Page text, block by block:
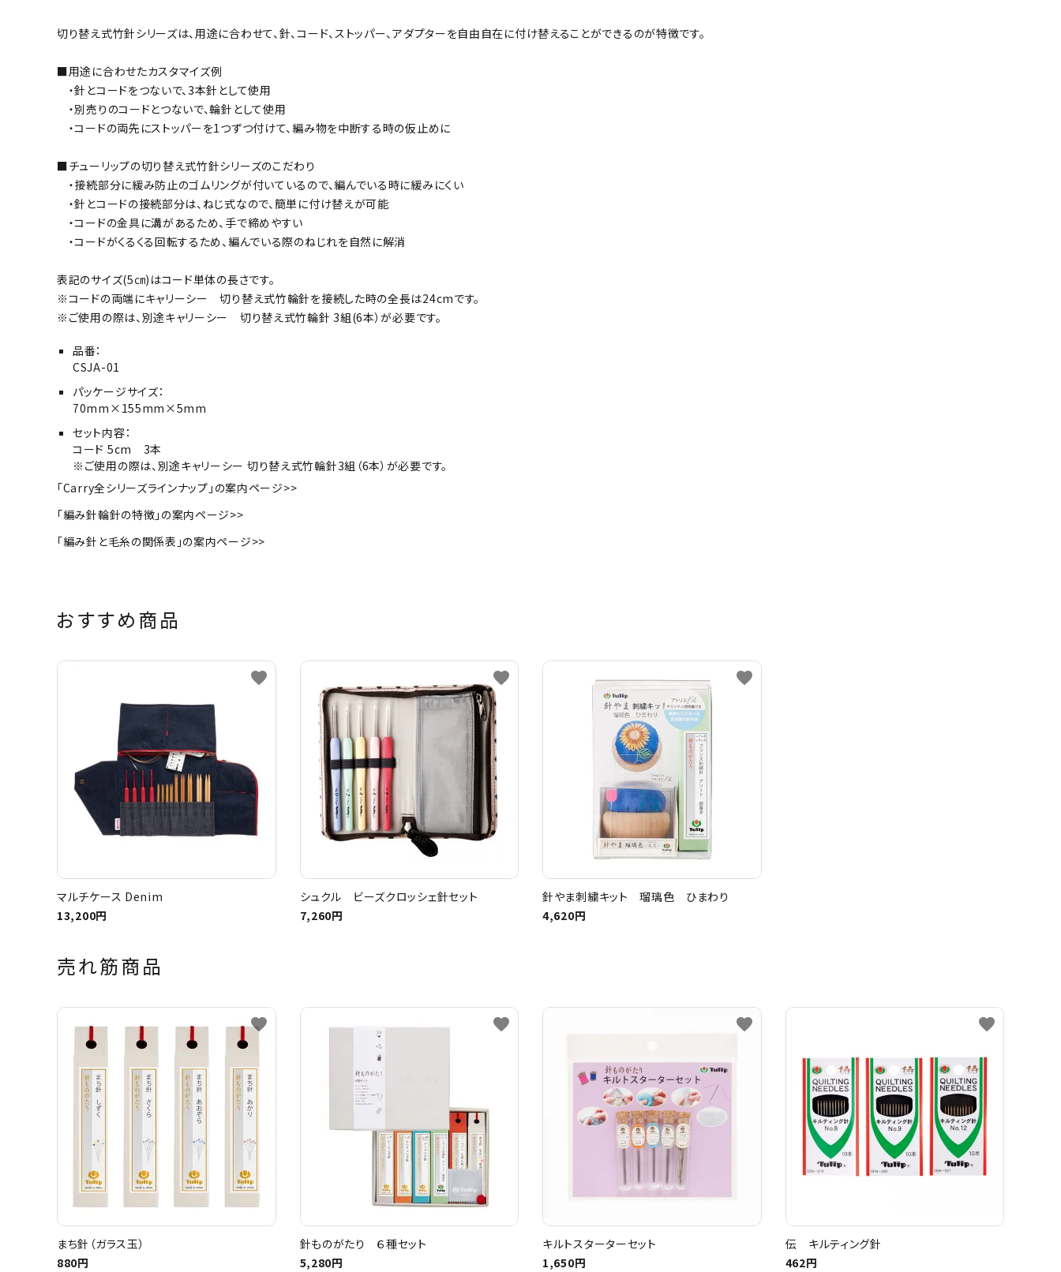
切り替え式竹針シリーズは、用途に合わせて、針、コード、ストッパー、アダプターを自由自在に付け替えることができるのが特徴です。
■用途に合わせたカスタマイズ例
・針とコードをつないで、3本針として使用
・別売りのコードとつないで、輪針として使用
・コードの両先にストッパーを1つずつ付けて、編み物を中断する時の仮止めに
■チューリップの切り替え式竹針シリーズのこだわり
・接続部分に緩み防止のゴムリングが付いているので、編んでいる時に緩みにくい
・針とコードの接続部分は、ねじ式なので、簡単に付け替えが可能
・コードの金具に溝があるため、手で締めやすい
・コードがくるくる回転するため、編んでいる際のねじれを自然に解消
表記のサイズ(5㎝)はコード単体の長さです。
※コードの両端にキャリーシー 切り替え式竹輪針を接続した時の全長は24cmです。
※ご使用の際は、別途キャリーシー 切り替え式竹輪針 3組(6本）が必要です。
品番：
CSJA-01
パッケージサイズ：
70mm×155mm×5mm
セット内容：
コード 5cm 3本
※ご使用の際は、別途キャリーシー 切り替え式竹輪針3組（6本）が必要です。
「Carry全シリーズラインナップ」の案内ページ>>
「編み針輪針の特徴」の案内ページ>>
「編み針と毛糸の関係表」の案内ページ>>
おすすめ商品
マルチケース Denim
13,200円
favorite
シュクル ビーズクロッシェ針セット
7,260円
favorite
針やま刺繍キット 瑠璃色 ひまわり
4,620円
favorite
売れ筋商品
まち針（ガラス玉）
880円
favorite
針ものがたり ６種セット
5,280円
favorite
キルトスターターセット
1,650円
favorite
伝 キルティング針
462円
favorite